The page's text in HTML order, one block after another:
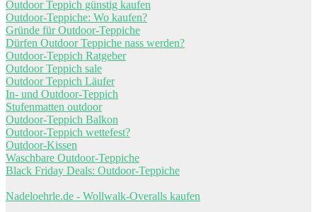
Outdoor Teppich günstig kaufen
Outdoor-Teppiche: Wo kaufen?
Gründe für Outdoor-Teppiche
Dürfen Outdoor Teppiche nass werden?
Outdoor-Teppich Ratgeber
Outdoor Teppich sale
Outdoor Teppich Läufer
In- und Outdoor-Teppich
Stufenmatten outdoor
Outdoor-Teppich Balkon
Outdoor-Teppich wettefest?
Outdoor-Kissen
Waschbare Outdoor-Teppiche
Black Friday Deals: Outdoor-Teppiche
Nadeloehrle.de - Wollwalk-Overalls kaufen